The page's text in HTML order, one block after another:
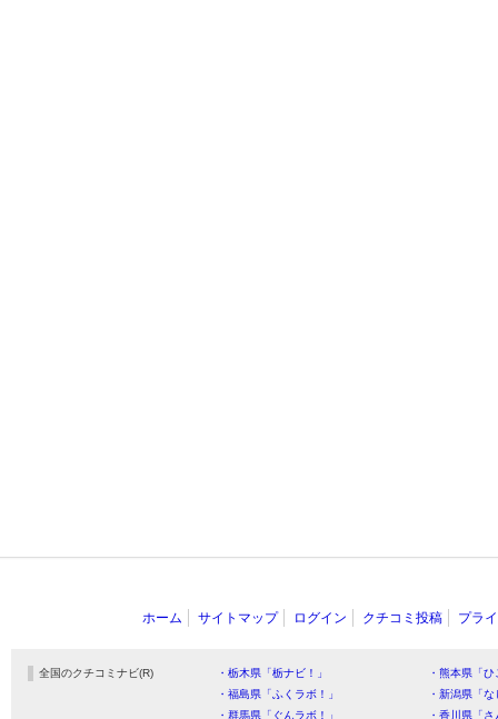
ホーム サイトマップ ログイン クチコミ投稿 プラ
全国のクチコミナビ(R) ・栃木県「栃ナビ！」
・熊本県「
・福島県「ふくラボ！」
・新潟県「
・群馬県「ぐんラボ！」
・香川県「